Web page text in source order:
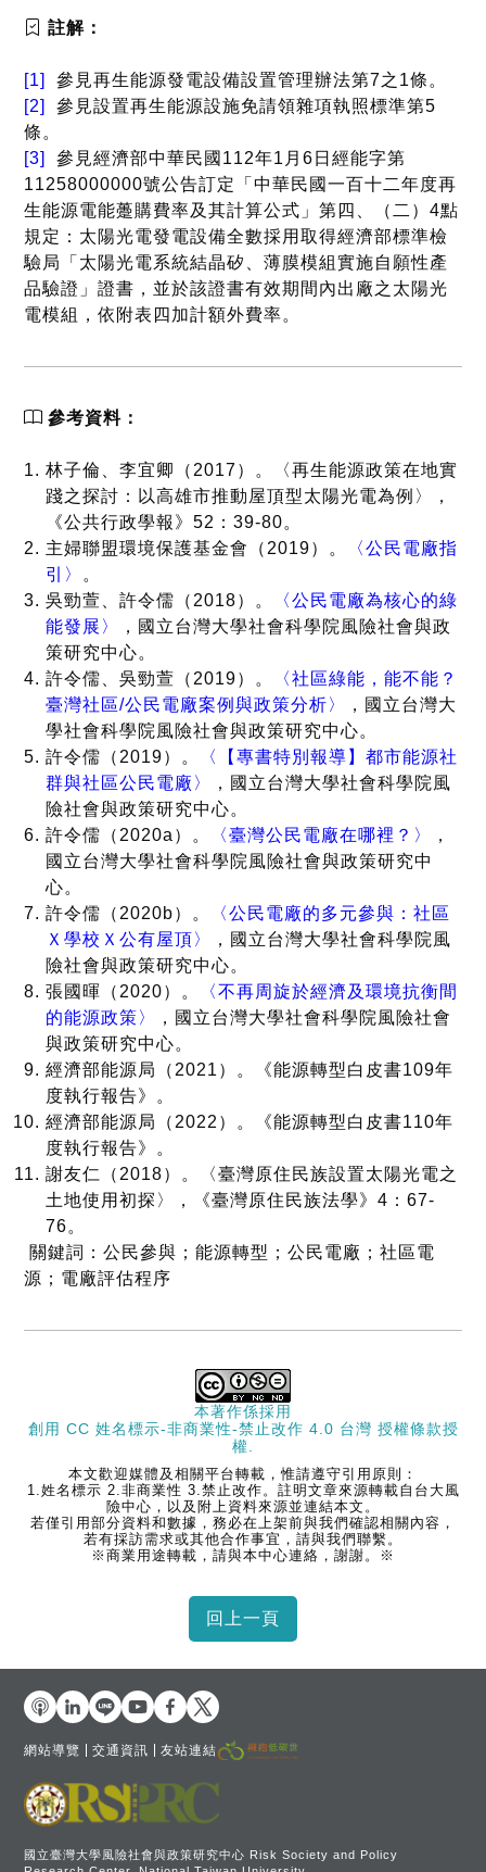
註解：
[1]
參見再生能源發電設備設置管理辦法第7之1條。
[2]
參見設置再生能源設施免請領雜項執照標準第5
條。
[3]
參見經濟部中華民國112年1月6日經能字第
11258000000號公告訂定「中華民國一百十二年度再
生能源電能躉購費率及其計算公式」第四、（二）4點
規定：太陽光電發電設備全數採用取得經濟部標準檢
驗局「太陽光電系統結晶矽、薄膜模組實施自願性產
品驗證」證書，並於該證書有效期間內出廠之太陽光
電模組，依附表四加計額外費率。
參考資料：
林子倫、李宜卿（2017）。〈再生能源政策在地實
踐之探討：以高雄市推動屋頂型太陽光電為例〉，
《公共行政學報》52：39-80。
主婦聯盟環境保護基金會（2019）。
〈公民電廠指
引〉 。
吳勁萱、許令儒（2018）。
〈公民電廠為核心的綠
能發展〉
，國立台灣大學社會科學院風險社會與政
策研究中心。
許令儒、吳勁萱（2019）。
〈社區綠能，能不能？
臺灣社區/公民電廠案例與政策分析〉
，國立台灣大
學社會科學院風險社會與政策研究中心。
許令儒（2019）。
〈【專書特別報導】都市能源社
群與社區公民電廠〉
，國立台灣大學社會科學院風
險社會與政策研究中心。
許令儒（2020a）。
〈臺灣公民電廠在哪裡？〉
，
國立台灣大學社會科學院風險社會與政策研究中
心。
許令儒（2020b）。
〈公民電廠的多元參與：社區
Ｘ學校Ｘ公有屋頂〉
，國立台灣大學社會科學院風
險社會與政策研究中心。
張國暉（2020）。
〈不再周旋於經濟及環境抗衡間
的能源政策〉
，國立台灣大學社會科學院風險社會
與政策研究中心。
經濟部能源局（2021）。《能源轉型白皮書109年
度執行報告》。
經濟部能源局（2022）。《能源轉型白皮書110年
度執行報告》。
謝友仁（2018）。〈臺灣原住民族設置太陽光電之
土地使用初探〉，《臺灣原住民族法學》4：67-
76。
關鍵詞：公民參與；能源轉型；公民電廠；社區電
源；電廠評估程序
本著作係採用
創用 CC 姓名標示-非商業性-禁止改作 4.0 台灣 授權條款授
權.
本文歡迎媒體及相關平台轉載，惟請遵守引用原則：
1.姓名標示 2.非商業性 3.禁止改作。註明文章來源轉載自台大風
險中心，以及附上資料來源並連結本文。
若僅引用部分資料和數據，務必在上架前與我們確認相關內容，
若有採訪需求或其他合作事宜，請與我們聯繫。
※商業用途轉載，請與本中心連絡，謝謝。※
國立臺灣大學風險社會與政策研究中心 Risk Society and Policy
網站導覽 交通資訊 友站連結